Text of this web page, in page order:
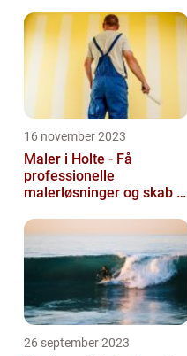
16 november 2023
Maler i Holte - Få
professionelle
malerløsninger og skab et
26 september 2023